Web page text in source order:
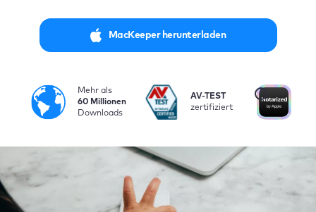
MacKeeper herunterladen
Mehr als
60 Millionen
Downloads
i
AV-TEST
zertifiziert